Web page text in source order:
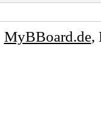
MyBBoard.de,